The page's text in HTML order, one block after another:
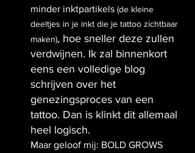
minder inktpartikels (de kleine
deeltjes in je inkt die je tattoo zichtbaar
maken), hoe sneller deze zullen
verdwijnen. Ik zal binnenkort
eens een volledige blog
schrijven over het
genezingsproces van een
tattoo. Dan is klinkt dit allemaal
heel logisch.
Maar geloof mij: BOLD GROWS